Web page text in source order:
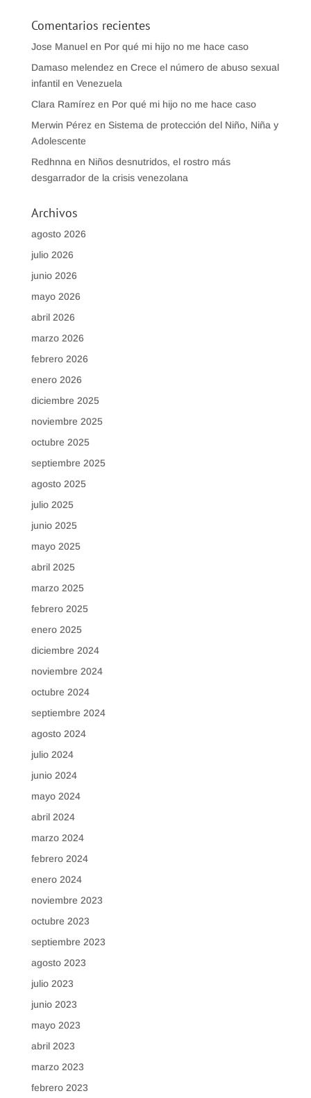
Comentarios recientes
Jose Manuelen Por qué mi hijo no me hace caso
Damaso melendezen Crece el número de abuso sexual
infantil en Venezuela
Clara Ramírezen Por qué mi hijo no me hace caso
Merwin Pérezen Sistema de protección del Niño, Niña y
Adolescente
Redhnnaen Niños desnutridos, el rostro más
desgarrador de la crisis venezolana
Archivos
agosto 2026
julio 2026
junio 2026
mayo 2026
abril 2026
marzo 2026
febrero 2026
enero 2026
diciembre 2025
noviembre 2025
octubre 2025
septiembre 2025
agosto 2025
julio 2025
junio 2025
mayo 2025
abril 2025
marzo 2025
febrero 2025
enero 2025
diciembre 2024
noviembre 2024
octubre 2024
septiembre 2024
agosto 2024
julio 2024
junio 2024
mayo 2024
abril 2024
marzo 2024
febrero 2024
enero 2024
noviembre 2023
octubre 2023
septiembre 2023
agosto 2023
julio 2023
junio 2023
mayo 2023
abril 2023
marzo 2023
febrero 2023